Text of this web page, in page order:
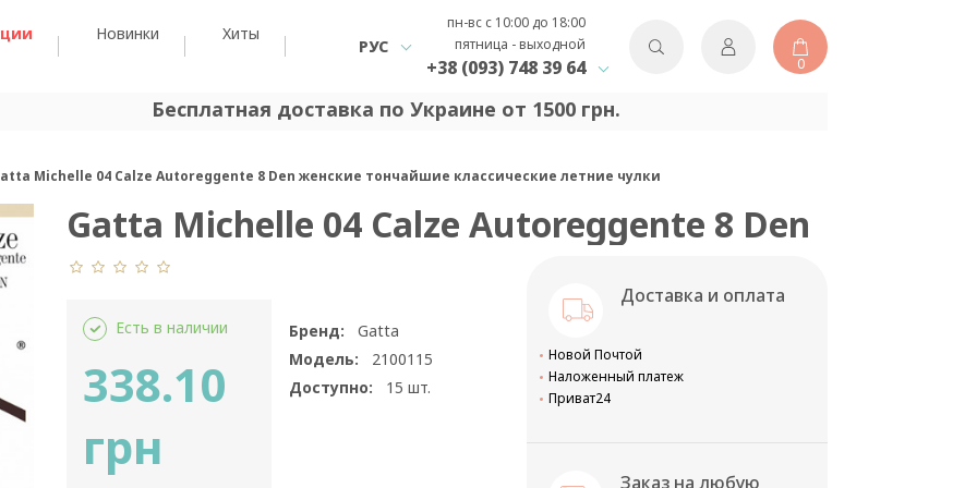
Новинки Хиты
РУС
пн-вс с 10:00 до 18:00
пятница - выходной
+38 (093) 748 39 64 0
Бесплатная доставка по Украине от 1500 грн.
Michelle 04 Calze Autoreggente 8 Den женские тончайшие классические летние чулки
Gatta Michelle 04 Calze Autoreggente 8 Den
Есть в наличии
338.10
грн
Бренд:
Gatta
Модель:
2100115
Доступно:
15 шт.
Доставка и оплата
Новой Почтой
Наложенный платеж
Приват24
Заказ на любую